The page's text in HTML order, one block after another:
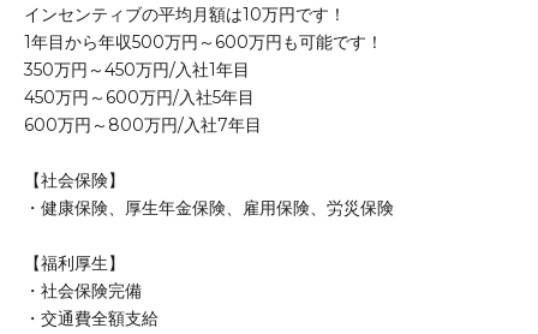
インセンティブの平均月額は10万円です！
1年目から年収500万円～600万円も可能です！
350万円～450万円/入社1年目
450万円～600万円/入社5年目
600万円～800万円/入社7年目
【社会保険】
・健康保険、厚生年金保険、雇用保険、労災保険
【福利厚生】
・社会保険完備
・交通費全額支給